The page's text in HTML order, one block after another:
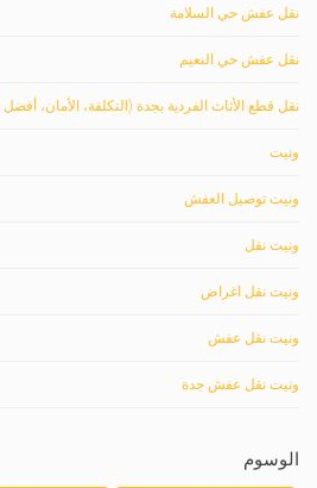
نقل عفش حي السلامة
نقل عفش حي النعيم
نقل قطع الأثاث الفردية بجدة (التكلفة، الأمان،
ونيت
ونيت توصيل العفش
ونيت نقل
ونيت نقل اغراض
ونيت نقل عفش
ونيت نقل عفش جدة
الوسوم